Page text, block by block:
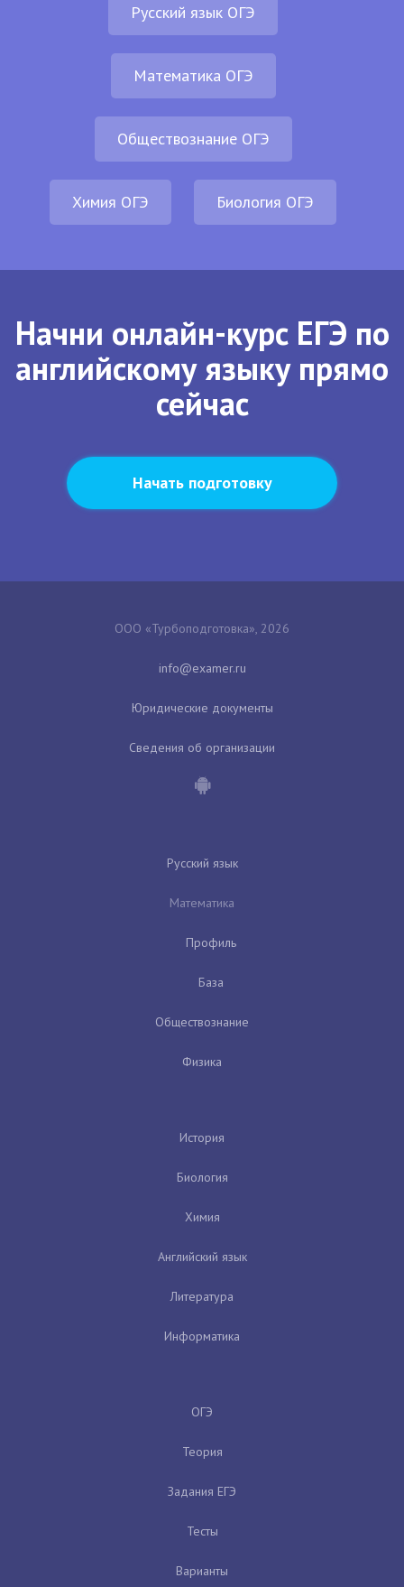
Русский язык ОГЭ
Математика ОГЭ
Обществознание ОГЭ
Химия ОГЭ Биология ОГЭ
Начни онлайн-курс ЕГЭ по
английскому языку прямо
сейчас
Начать подготовку
ООО «Турбоподготовка», 2026
Юридические документы
Сведения об организации
Русский язык
Математика
Профиль
База
Обществознание
Физика
История
Биология
Химия
Английский язык
Литература
Информатика
ОГЭ
Теория
Задания ЕГЭ
Тесты
Варианты